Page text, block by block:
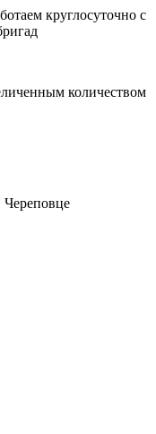
круглосуточно с
количеством
Череповце